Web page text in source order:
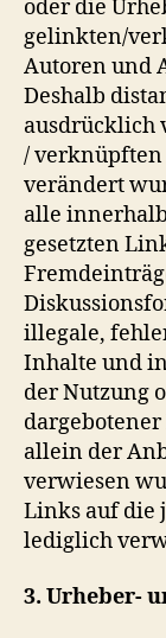
oder die
gelinkten/
Autoren und
Deshalb
ausdrücklich
/ verknüpften
verändert
alle
gesetzten
illegale,
Inhalte und
der Nutzung
allein der
verwiesen
Links auf die
lediglich
3. Urheber-